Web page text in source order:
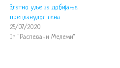
Златно уље за добијање
препланулог тена
25/07/2020
In "Распевани Мелеми"